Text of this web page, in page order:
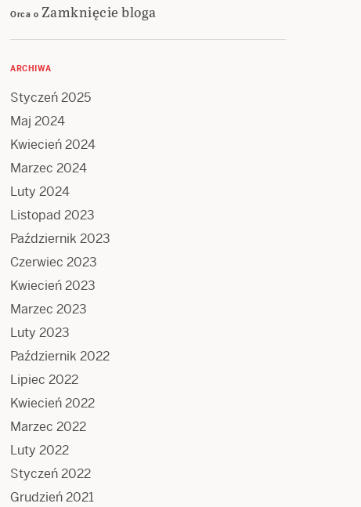
Orca o Zamknięcie bloga
ARCHIWA
Styczeń 2025
Maj 2024
Kwiecień 2024
Marzec 2024
Luty 2024
Listopad 2023
Październik 2023
Czerwiec 2023
Kwiecień 2023
Marzec 2023
Luty 2023
Październik 2022
Lipiec 2022
Kwiecień 2022
Marzec 2022
Luty 2022
Styczeń 2022
Grudzień 2021